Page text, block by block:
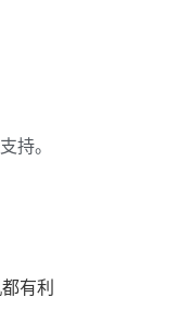
持。
有利